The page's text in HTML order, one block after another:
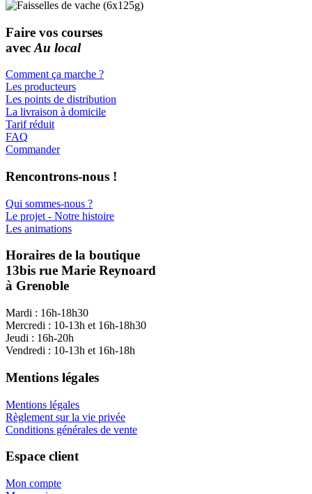
Faire vos courses
avec Au local
Comment ça marche ?
Les producteurs
Les points de distribution
La livraison à domicile
Tarif réduit
FAQ
Commander
Rencontrons-nous !
Qui sommes-nous ?
Le projet - Notre histoire
Les animations
Horaires de la boutique
13bis rue Marie Reynoard
à Grenoble
Mardi : 16h-18h30
Mercredi : 10-13h et 16h-18h30
Jeudi : 16h-20h
Vendredi : 10-13h et 16h-18h
Mentions légales
Mentions légales
Règlement sur la vie privée
Conditions générales de vente
Espace client
Mon compte